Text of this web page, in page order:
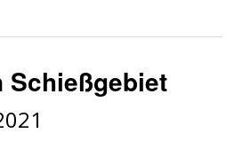
Schießgebiet